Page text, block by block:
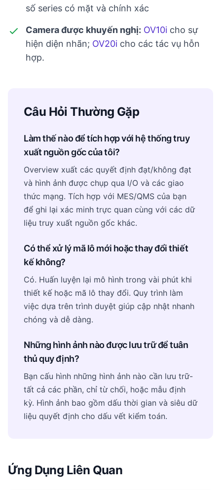
số series có mặt và chính xác
Camera được khuyến nghị: OV10i cho sự
hiện diện nhãn; OV20i cho các tác vụ hỗn
hợp.
Câu Hỏi Thường Gặp
Làm thế nào để tích hợp với hệ thống truy
xuất nguồn gốc của tôi?
Overview xuất các quyết định đạt/không đạt
và hình ảnh được chụp qua I/O và các giao
thức mạng. Tích hợp với MES/QMS của bạn
để ghi lại xác minh trực quan cùng với các dữ
liệu truy xuất nguồn gốc khác.
Có thể xử lý mã lô mới hoặc thay đổi thiết
kế không?
Có. Huấn luyện lại mô hình trong vài phút khi
thiết kế hoặc mã lô thay đổi. Quy trình làm
việc dựa trên trình duyệt giúp cập nhật nhanh
chóng và dễ dàng.
Những hình ảnh nào được lưu trữ để tuân
thủ quy định?
Bạn cấu hình những hình ảnh nào cần lưu trữ-
tất cả các phần, chỉ từ chối, hoặc mẫu định
kỳ. Hình ảnh bao gồm dấu thời gian và siêu dữ
liệu quyết định cho dấu vết kiểm toán.
Ứng Dụng Liên Quan